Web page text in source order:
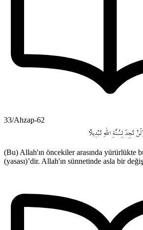
33/Ahzap-62
تَجِدَ لِسُنَّةِ اللّٰهِ تَبْد۪يلاً
(Bu) Allah'ın öncekiler arasında yürürlükte
(yasası)’dir. Allah'ın sünnetinde asla bir